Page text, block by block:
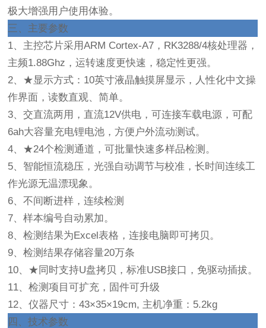
极大增强用户使用体验。
三、 主要参数
1、主控芯片采用ARM Cortex-A7，RK3288/4核处理器，
主频1.88Ghz，运转速度更快速，稳定性更强。
2、★显示方式：10英寸液晶触摸屏显示，人性化中文操
作界面，读数直观、简单。
3、交直流两用，直流12V供电，可连接车载电源，可配
6ah大容量充电锂电池，方便户外流动测试。
4、★24个检测通道，可批量快速多样品检测。
5、智能恒流稳压，光强自动调节与校准，长时间连续工
作光源无温漂现象。
6、不间断进样，连续检测
7、样本编号自动累加。
8、检测结果为Excel表格，连接电脑即可拷贝。
9、检测结果存储容量20万条
10、★同时支持U盘拷贝，标准USB接口，免驱动插拔。
11、检测项目可扩充，固件可升级
12、仪器尺寸：43×35×19cm, 主机净重：5.2kg
四、技术参数